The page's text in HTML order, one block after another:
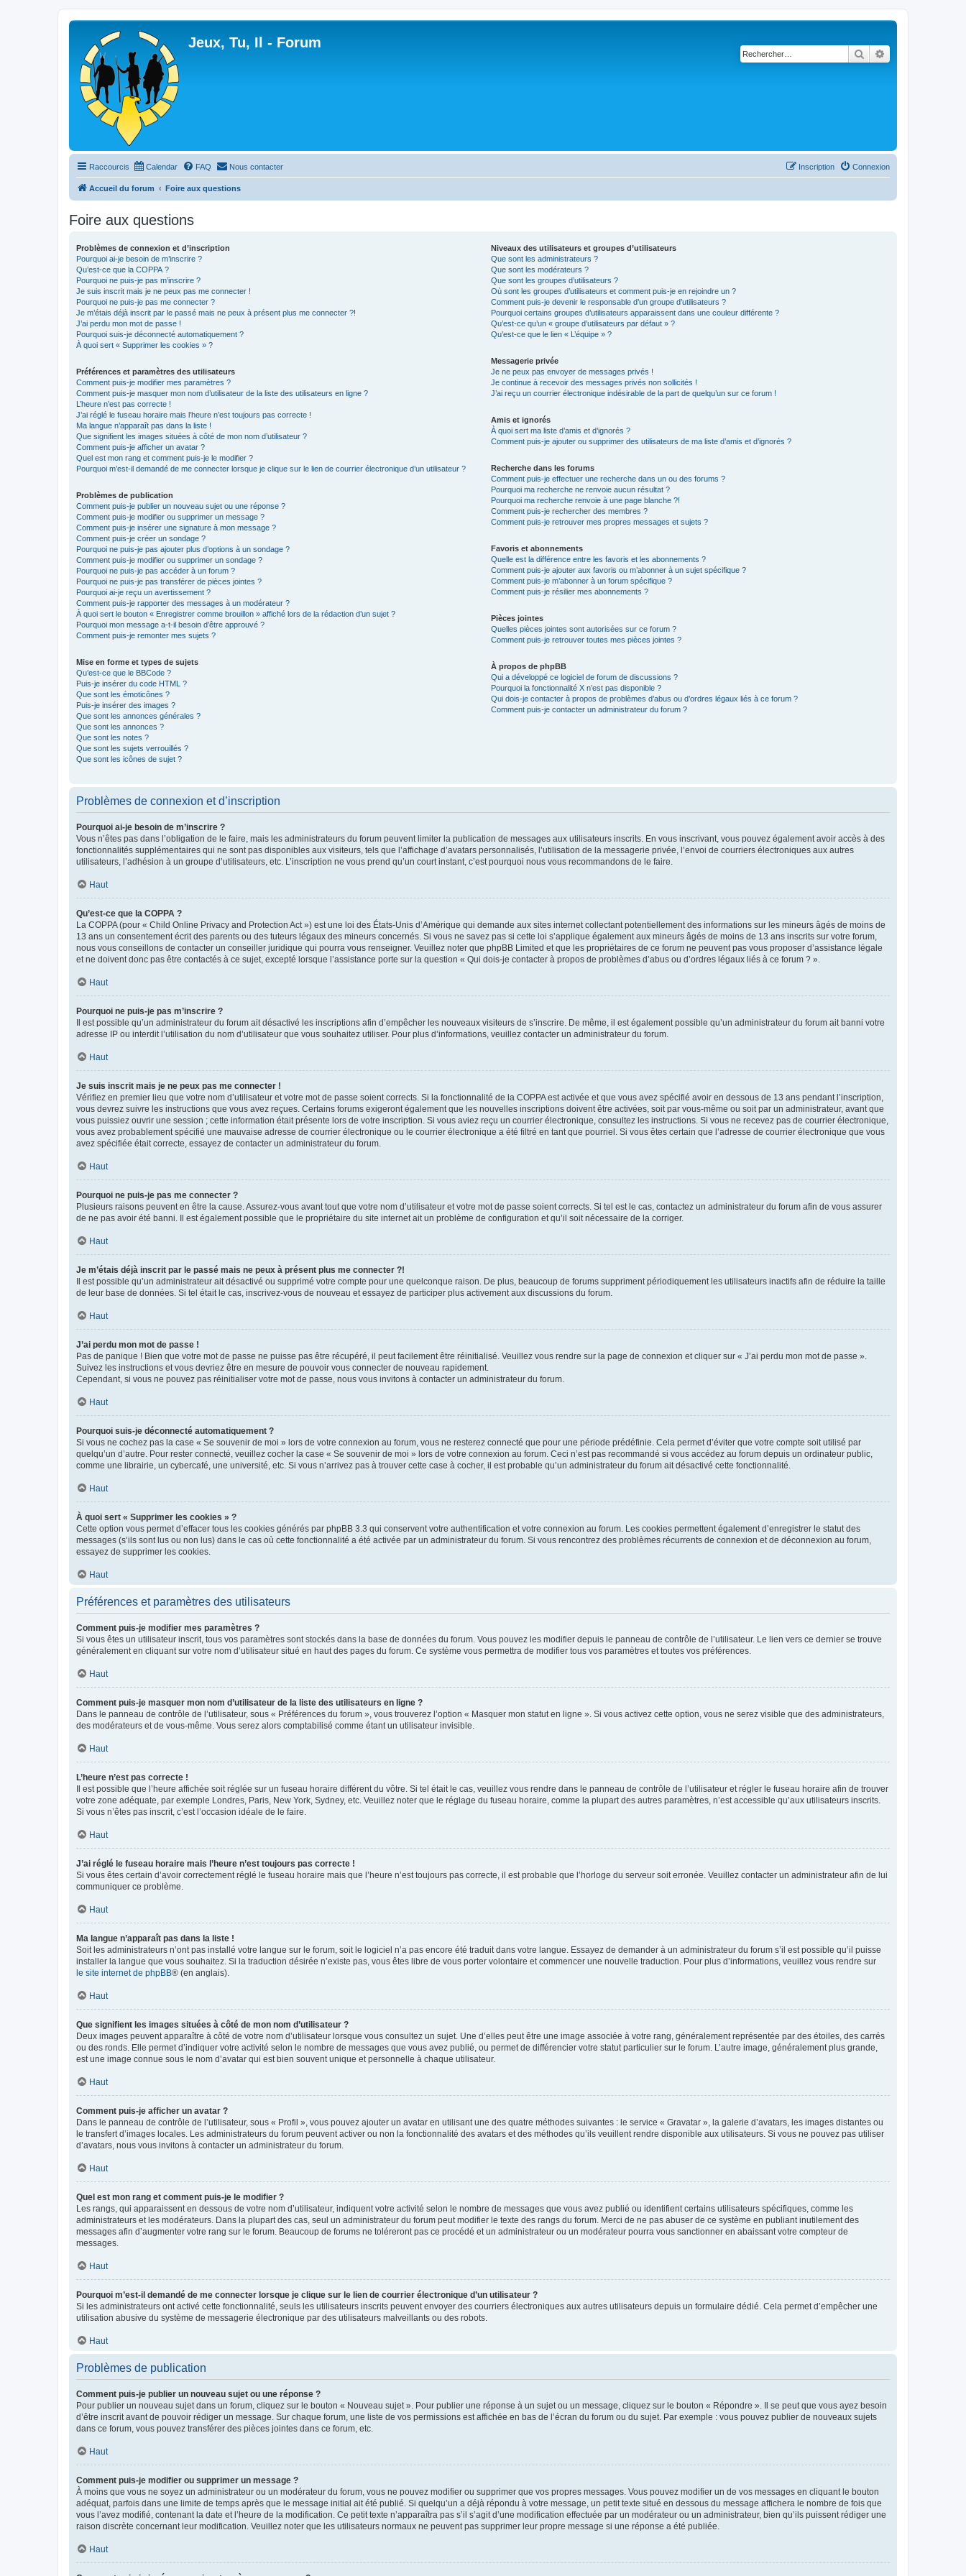
Jeux, Tu, Il - Forum
Rechercher
Raccourcis Calendar FAQ Nous contacter Connexion
Inscription
Accueil du forum Foire aux questions
Foire aux questions
Problèmes de connexion et d’inscription
Pourquoi ai-je besoin de m’inscrire ?
Qu’est-ce que la COPPA ?
Pourquoi ne puis-je pas m’inscrire ?
Je suis inscrit mais je ne peux pas me connecter !
Pourquoi ne puis-je pas me connecter ?
Je m’étais déjà inscrit par le passé mais ne peux à présent plus me connecter ?!
J’ai perdu mon mot de passe !
Pourquoi suis-je déconnecté automatiquement ?
À quoi sert « Supprimer les cookies » ?
Préférences et paramètres des utilisateurs
Comment puis-je modifier mes paramètres ?
Comment puis-je masquer mon nom d’utilisateur de la liste des utilisateurs en ligne ?
L’heure n’est pas correcte !
J’ai réglé le fuseau horaire mais l’heure n’est toujours pas correcte !
Ma langue n’apparaît pas dans la liste !
Que signifient les images situées à côté de mon nom d’utilisateur ?
Comment puis-je afficher un avatar ?
Quel est mon rang et comment puis-je le modifier ?
Pourquoi m’est-il demandé de me connecter lorsque je clique sur le lien de courrier électronique d’un utilisateur ?
Problèmes de publication
Comment puis-je publier un nouveau sujet ou une réponse ?
Comment puis-je modifier ou supprimer un message ?
Comment puis-je insérer une signature à mon message ?
Comment puis-je créer un sondage ?
Pourquoi ne puis-je pas ajouter plus d’options à un sondage ?
Comment puis-je modifier ou supprimer un sondage ?
Pourquoi ne puis-je pas accéder à un forum ?
Pourquoi ne puis-je pas transférer de pièces jointes ?
Pourquoi ai-je reçu un avertissement ?
Comment puis-je rapporter des messages à un modérateur ?
À quoi sert le bouton « Enregistrer comme brouillon » affiché lors de la rédaction d’un sujet ?
Pourquoi mon message a-t-il besoin d’être approuvé ?
Comment puis-je remonter mes sujets ?
Mise en forme et types de sujets
Qu’est-ce que le BBCode ?
Puis-je insérer du code HTML ?
Que sont les émoticônes ?
Puis-je insérer des images ?
Que sont les annonces générales ?
Que sont les annonces ?
Que sont les notes ?
Que sont les sujets verrouillés ?
Que sont les icônes de sujet ?
Niveaux des utilisateurs et groupes d’utilisateurs
Que sont les administrateurs ?
Que sont les modérateurs ?
Que sont les groupes d’utilisateurs ?
Où sont les groupes d’utilisateurs et comment puis-je en rejoindre un ?
Comment puis-je devenir le responsable d’un groupe d’utilisateurs ?
Pourquoi certains groupes d’utilisateurs apparaissent dans une couleur différente ?
Qu’est-ce qu’un « groupe d’utilisateurs par défaut » ?
Qu’est-ce que le lien « L’équipe » ?
Messagerie privée
Je ne peux pas envoyer de messages privés !
Je continue à recevoir des messages privés non sollicités !
J’ai reçu un courrier électronique indésirable de la part de quelqu’un sur ce forum !
Amis et ignorés
À quoi sert ma liste d’amis et d’ignorés ?
Comment puis-je ajouter ou supprimer des utilisateurs de ma liste d’amis et d’ignorés ?
Recherche dans les forums
Comment puis-je effectuer une recherche dans un ou des forums ?
Pourquoi ma recherche ne renvoie aucun résultat ?
Pourquoi ma recherche renvoie à une page blanche ?!
Comment puis-je rechercher des membres ?
Comment puis-je retrouver mes propres messages et sujets ?
Favoris et abonnements
Quelle est la différence entre les favoris et les abonnements ?
Comment puis-je ajouter aux favoris ou m’abonner à un sujet spécifique ?
Comment puis-je m’abonner à un forum spécifique ?
Comment puis-je résilier mes abonnements ?
Pièces jointes
Quelles pièces jointes sont autorisées sur ce forum ?
Comment puis-je retrouver toutes mes pièces jointes ?
À propos de phpBB
Qui a développé ce logiciel de forum de discussions ?
Pourquoi la fonctionnalité X n’est pas disponible ?
Qui dois-je contacter à propos de problèmes d’abus ou d’ordres légaux liés à ce forum ?
Comment puis-je contacter un administrateur du forum ?
Problèmes de connexion et d’inscription
Pourquoi ai-je besoin de m’inscrire ?
Vous n’êtes pas dans l’obligation de le faire, mais les administrateurs du forum peuvent limiter la publication de messages aux utilisateurs inscrits. En vous inscrivant, vous pouvez également avoir accès à des
fonctionnalités supplémentaires qui ne sont pas disponibles aux visiteurs, tels que l’affichage d’avatars personnalisés, l’utilisation de la messagerie privée, l’envoi de courriers électroniques aux autres
utilisateurs, l’adhésion à un groupe d’utilisateurs, etc. L’inscription ne vous prend qu’un court instant, c’est pourquoi nous vous recommandons de le faire.
Haut
Qu’est-ce que la COPPA ?
La COPPA (pour « Child Online Privacy and Protection Act ») est une loi des États-Unis d’Amérique qui demande aux sites internet collectant potentiellement des informations sur les mineurs âgés de moins de
13 ans un consentement écrit des parents ou des tuteurs légaux des mineurs concernés. Si vous ne savez pas si cette loi s’applique également aux mineurs âgés de moins de 13 ans inscrits sur votre forum,
nous vous conseillons de contacter un conseiller juridique qui pourra vous renseigner. Veuillez noter que phpBB Limited et que les propriétaires de ce forum ne peuvent pas vous proposer d’assistance légale
et ne doivent donc pas être contactés à ce sujet, excepté lorsque l’assistance porte sur la question « Qui dois-je contacter à propos de problèmes d’abus ou d’ordres légaux liés à ce forum ? ».
Haut
Pourquoi ne puis-je pas m’inscrire ?
Il est possible qu’un administrateur du forum ait désactivé les inscriptions afin d’empêcher les nouveaux visiteurs de s’inscrire. De même, il est également possible qu’un administrateur du forum ait banni votre
adresse IP ou interdit l’utilisation du nom d’utilisateur que vous souhaitez utiliser. Pour plus d’informations, veuillez contacter un administrateur du forum.
Haut
Je suis inscrit mais je ne peux pas me connecter !
Vérifiez en premier lieu que votre nom d’utilisateur et votre mot de passe soient corrects. Si la fonctionnalité de la COPPA est activée et que vous avez spécifié avoir en dessous de 13 ans pendant l’inscription,
vous devrez suivre les instructions que vous avez reçues. Certains forums exigeront également que les nouvelles inscriptions doivent être activées, soit par vous-même ou soit par un administrateur, avant que
vous puissiez ouvrir une session ; cette information était présente lors de votre inscription. Si vous aviez reçu un courrier électronique, consultez les instructions. Si vous ne recevez pas de courrier électronique,
vous avez probablement spécifié une mauvaise adresse de courrier électronique ou le courrier électronique a été filtré en tant que pourriel. Si vous êtes certain que l’adresse de courrier électronique que vous
avez spécifiée était correcte, essayez de contacter un administrateur du forum.
Haut
Pourquoi ne puis-je pas me connecter ?
Plusieurs raisons peuvent en être la cause. Assurez-vous avant tout que votre nom d’utilisateur et votre mot de passe soient corrects. Si tel est le cas, contactez un administrateur du forum afin de vous assurer
de ne pas avoir été banni. Il est également possible que le propriétaire du site internet ait un problème de configuration et qu’il soit nécessaire de la corriger.
Haut
Je m’étais déjà inscrit par le passé mais ne peux à présent plus me connecter ?!
Il est possible qu’un administrateur ait désactivé ou supprimé votre compte pour une quelconque raison. De plus, beaucoup de forums suppriment périodiquement les utilisateurs inactifs afin de réduire la taille
de leur base de données. Si tel était le cas, inscrivez-vous de nouveau et essayez de participer plus activement aux discussions du forum.
Haut
J’ai perdu mon mot de passe !
Pas de panique ! Bien que votre mot de passe ne puisse pas être récupéré, il peut facilement être réinitialisé. Veuillez vous rendre sur la page de connexion et cliquer sur « J’ai perdu mon mot de passe ».
Suivez les instructions et vous devriez être en mesure de pouvoir vous connecter de nouveau rapidement.
Cependant, si vous ne pouvez pas réinitialiser votre mot de passe, nous vous invitons à contacter un administrateur du forum.
Haut
Pourquoi suis-je déconnecté automatiquement ?
Si vous ne cochez pas la case « Se souvenir de moi » lors de votre connexion au forum, vous ne resterez connecté que pour une période prédéfinie. Cela permet d’éviter que votre compte soit utilisé par
quelqu’un d’autre. Pour rester connecté, veuillez cocher la case « Se souvenir de moi » lors de votre connexion au forum. Ceci n’est pas recommandé si vous accédez au forum depuis un ordinateur public,
comme une librairie, un cybercafé, une université, etc. Si vous n’arrivez pas à trouver cette case à cocher, il est probable qu’un administrateur du forum ait désactivé cette fonctionnalité.
Haut
À quoi sert « Supprimer les cookies » ?
Cette option vous permet d’effacer tous les cookies générés par phpBB 3.3 qui conservent votre authentification et votre connexion au forum. Les cookies permettent également d’enregistrer le statut des
messages (s’ils sont lus ou non lus) dans le cas où cette fonctionnalité a été activée par un administrateur du forum. Si vous rencontrez des problèmes récurrents de connexion et de déconnexion au forum,
essayez de supprimer les cookies.
Haut
Préférences et paramètres des utilisateurs
Comment puis-je modifier mes paramètres ?
Si vous êtes un utilisateur inscrit, tous vos paramètres sont stockés dans la base de données du forum. Vous pouvez les modifier depuis le panneau de contrôle de l’utilisateur. Le lien vers ce dernier se trouve
généralement en cliquant sur votre nom d’utilisateur situé en haut des pages du forum. Ce système vous permettra de modifier tous vos paramètres et toutes vos préférences.
Haut
Comment puis-je masquer mon nom d’utilisateur de la liste des utilisateurs en ligne ?
Dans le panneau de contrôle de l’utilisateur, sous « Préférences du forum », vous trouverez l’option « Masquer mon statut en ligne ». Si vous activez cette option, vous ne serez visible que des administrateurs,
des modérateurs et de vous-même. Vous serez alors comptabilisé comme étant un utilisateur invisible.
Haut
L’heure n’est pas correcte !
Il est possible que l’heure affichée soit réglée sur un fuseau horaire différent du vôtre. Si tel était le cas, veuillez vous rendre dans le panneau de contrôle de l’utilisateur et régler le fuseau horaire afin de trouver
votre zone adéquate, par exemple Londres, Paris, New York, Sydney, etc. Veuillez noter que le réglage du fuseau horaire, comme la plupart des autres paramètres, n’est accessible qu’aux utilisateurs inscrits.
Si vous n’êtes pas inscrit, c’est l’occasion idéale de le faire.
Haut
J’ai réglé le fuseau horaire mais l’heure n’est toujours pas correcte !
Si vous êtes certain d’avoir correctement réglé le fuseau horaire mais que l’heure n’est toujours pas correcte, il est probable que l’horloge du serveur soit erronée. Veuillez contacter un administrateur afin de lui
communiquer ce problème.
Haut
Ma langue n’apparaît pas dans la liste !
Soit les administrateurs n’ont pas installé votre langue sur le forum, soit le logiciel n’a pas encore été traduit dans votre langue. Essayez de demander à un administrateur du forum s’il est possible qu’il puisse
installer la langue que vous souhaitez. Si la traduction désirée n’existe pas, vous êtes libre de vous porter volontaire et commencer une nouvelle traduction. Pour plus d’informations, veuillez vous rendre sur
le site internet de phpBB® (en anglais).
Haut
Que signifient les images situées à côté de mon nom d’utilisateur ?
Deux images peuvent apparaître à côté de votre nom d’utilisateur lorsque vous consultez un sujet. Une d’elles peut être une image associée à votre rang, généralement représentée par des étoiles, des carrés
ou des ronds. Elle permet d’indiquer votre activité selon le nombre de messages que vous avez publié, ou permet de différencier votre statut particulier sur le forum. L’autre image, généralement plus grande,
est une image connue sous le nom d’avatar qui est bien souvent unique et personnelle à chaque utilisateur.
Haut
Comment puis-je afficher un avatar ?
Dans le panneau de contrôle de l’utilisateur, sous « Profil », vous pouvez ajouter un avatar en utilisant une des quatre méthodes suivantes : le service « Gravatar », la galerie d’avatars, les images distantes ou
le transfert d’images locales. Les administrateurs du forum peuvent activer ou non la fonctionnalité des avatars et des méthodes qu’ils veuillent rendre disponible aux utilisateurs. Si vous ne pouvez pas utiliser
d’avatars, nous vous invitons à contacter un administrateur du forum.
Haut
Quel est mon rang et comment puis-je le modifier ?
Les rangs, qui apparaissent en dessous de votre nom d’utilisateur, indiquent votre activité selon le nombre de messages que vous avez publié ou identifient certains utilisateurs spécifiques, comme les
administrateurs et les modérateurs. Dans la plupart des cas, seul un administrateur du forum peut modifier le texte des rangs du forum. Merci de ne pas abuser de ce système en publiant inutilement des
messages afin d’augmenter votre rang sur le forum. Beaucoup de forums ne toléreront pas ce procédé et un administrateur ou un modérateur pourra vous sanctionner en abaissant votre compteur de
messages.
Haut
Pourquoi m’est-il demandé de me connecter lorsque je clique sur le lien de courrier électronique d’un utilisateur ?
Si les administrateurs ont activé cette fonctionnalité, seuls les utilisateurs inscrits peuvent envoyer des courriers électroniques aux autres utilisateurs depuis un formulaire dédié. Cela permet d’empêcher une
utilisation abusive du système de messagerie électronique par des utilisateurs malveillants ou des robots.
Haut
Problèmes de publication
Comment puis-je publier un nouveau sujet ou une réponse ?
Pour publier un nouveau sujet dans un forum, cliquez sur le bouton « Nouveau sujet ». Pour publier une réponse à un sujet ou un message, cliquez sur le bouton « Répondre ». Il se peut que vous ayez besoin
d’être inscrit avant de pouvoir rédiger un message. Sur chaque forum, une liste de vos permissions est affichée en bas de l’écran du forum ou du sujet. Par exemple : vous pouvez publier de nouveaux sujets
dans ce forum, vous pouvez transférer des pièces jointes dans ce forum, etc.
Haut
Comment puis-je modifier ou supprimer un message ?
À moins que vous ne soyez un administrateur ou un modérateur du forum, vous ne pouvez modifier ou supprimer que vos propres messages. Vous pouvez modifier un de vos messages en cliquant le bouton
adéquat, parfois dans une limite de temps après que le message initial ait été publié. Si quelqu’un a déjà répondu à votre message, un petit texte situé en dessous du message affichera le nombre de fois que
vous l’avez modifié, contenant la date et l’heure de la modification. Ce petit texte n’apparaîtra pas s’il s’agit d’une modification effectuée par un modérateur ou un administrateur, bien qu’ils puissent rédiger une
raison discrète concernant leur modification. Veuillez noter que les utilisateurs normaux ne peuvent pas supprimer leur propre message si une réponse a été publiée.
Haut